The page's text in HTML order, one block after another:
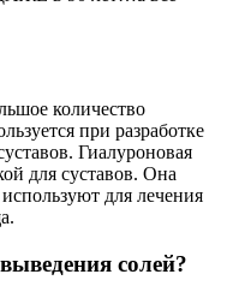
количество
при разработке
Гиалуроновая
для суставов. Она
для лечения
солей?